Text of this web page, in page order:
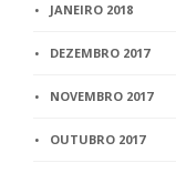
JANEIRO 2018
DEZEMBRO 2017
NOVEMBRO 2017
OUTUBRO 2017